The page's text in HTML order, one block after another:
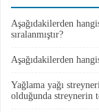
Aşağıdakilerden
sıralanmıştır?
Aşağıdakilerden
Yağlama yağı
olduğunda streynerin